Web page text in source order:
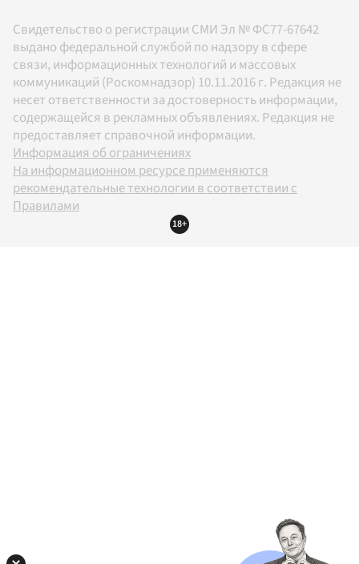
Свидетельство о регистрации СМИ Эл № ФС77-67642
выдано федеральной службой по надзору в сфере
связи, информационных технологий и массовых
коммуникаций (Роскомнадзор) 10.11.2016 г. Редакция не
несет ответственности за достоверность информации,
содержащейся в рекламных объявлениях. Редакция не
предоставляет справочной информации.
Информация об ограничениях
На информационном ресурсе применяются
рекомендательные технологии в соответствии с
Правилами
18+